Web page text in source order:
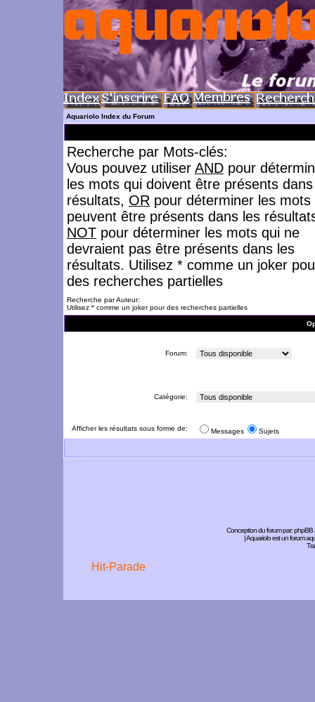
Aquariolo Index du Forum
Recherche par Mots-clés:
Vous pouvez utiliser AND pour
les mots qui doivent être présents
résultats, OR pour déterminer les mots
peuvent être présents dans les
NOT pour déterminer les mots qui ne
devraient pas être présents dans les
résultats. Utilisez * comme un joker
des recherches partielles
Recherche par Auteur:
Utilisez * comme un joker pour des recherches partielles
Forum:
Catégorie:
Afficher les résultats sous forme de: Messages Sujets
Conception du forum par:phpBB
| Aquariolo est un forum